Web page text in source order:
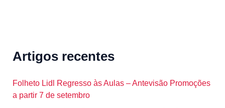
Artigos recentes
Folheto Lidl Regresso às Aulas – Antevisão Promoções
a partir 7 de setembro